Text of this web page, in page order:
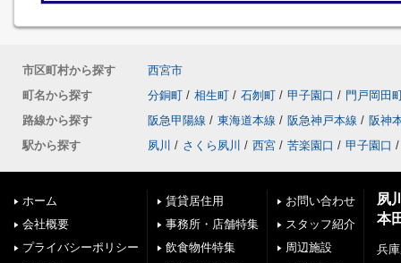
市区町村から探す
西宮市
町名から探す
分銅町 / 相生町 / 石刎町 / 甲子園口 / 門戸岡田
路線から探す
阪急甲陽線 / 東海道本線 / 阪急神戸本線 / 阪神
駅から探す
夙川 / さくら夙川 / 西宮 / 苦楽園口 / 甲子園口 /
ホーム
会社概要
プライバシーポリシー
賃貸居住用
事務所・店舗特集
飲食物件特集
お問い合わせ
スタッフ紹介
周辺施設
夙
本
兵